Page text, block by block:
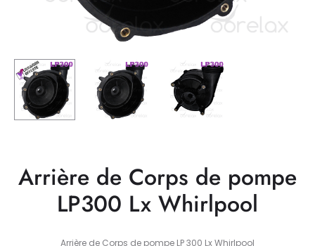
Arrière de Corps de pompe
LP300 Lx Whirlpool
Arrière de Corps de pompe LP 300 Lx Whirlpool